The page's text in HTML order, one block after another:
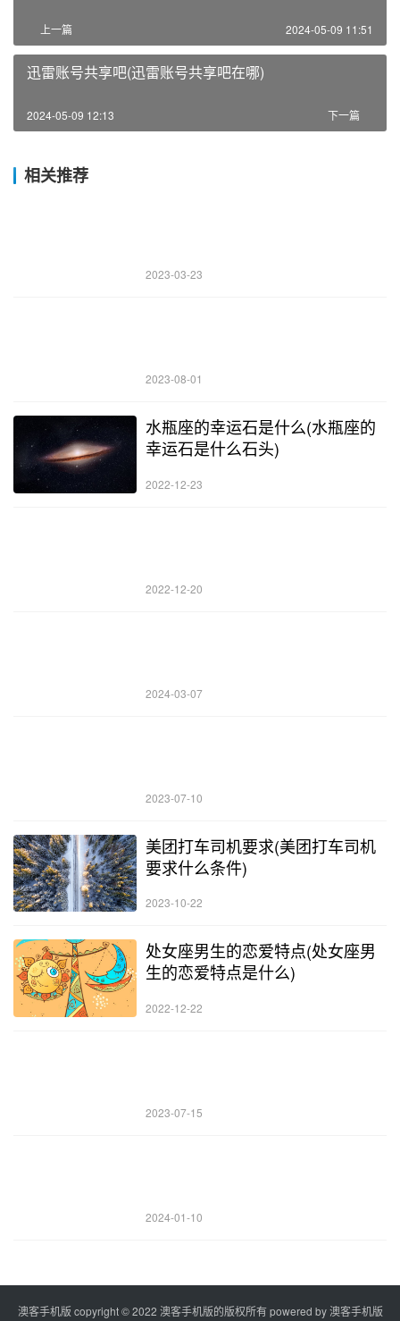
上一篇 2024-05-09 11:51
迅雷账号共享吧(迅雷账号共享吧在哪)
下一篇
2024-05-09 12:13
相关推荐
2023-03-23
2023-08-01
水瓶座的幸运石是什么(水瓶座的
幸运石是什么石头)
2022-12-23
2022-12-20
2024-03-07
2023-07-10
美团打车司机要求(美团打车司机
要求什么条件)
2023-10-22
处女座男生的恋爱特点(处女座男
生的恋爱特点是什么)
2022-12-22
2023-07-15
2024-01-10
澳客手机版 copyright © 2022 澳客手机版的版权所有 powered by澳客手机版